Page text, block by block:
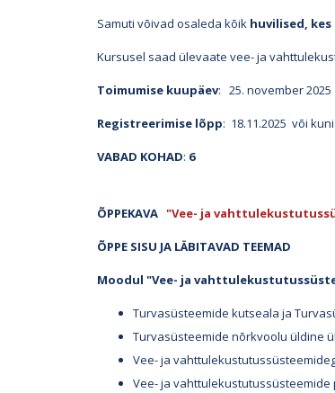
Samuti võivad osaleda kõik huvilised,
Kursusel saad ülevaate vee- ja
Toimumise kuupäev: 25. november 2025
Registreerimise lõpp: 18.11.2025 või
VABAD KOHAD: 6
ÕPPEKAVA "Vee- ja
ÕPPE SISU JA LÄBITAVAD TEEMAD
Moodul "Vee- ja
Turvasüsteemide kutseala ja
Turvasüsteemide nõrkvoolu üldine
Vee- ja
Vee- ja